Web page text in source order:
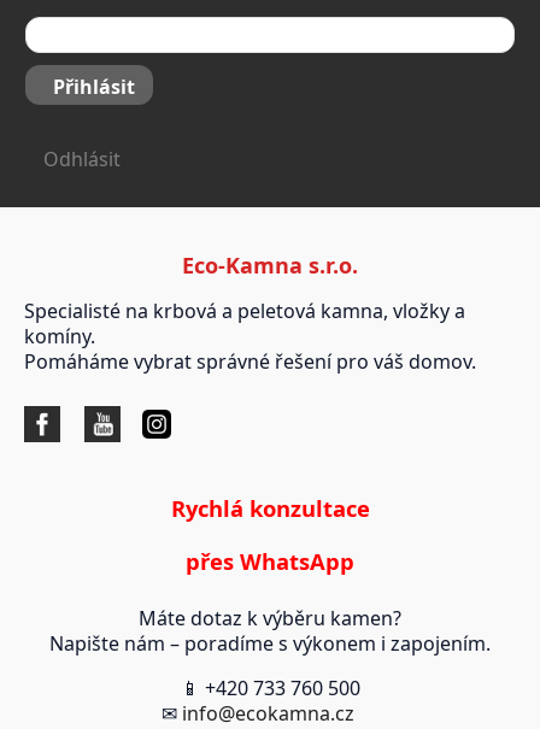
Přihlásit
Odhlásit
Eco-Kamna s.r.o.
Specialisté na krbová a peletová kamna, vložky a
komíny.
Pomáháme vybrat správné řešení pro váš domov.
Rychlá konzultace
přes WhatsApp
Máte dotaz k výběru kamen?
Napište nám – poradíme s výkonem i zapojením.
📱 +420 733 760 500
✉ info@ecokamna.cz